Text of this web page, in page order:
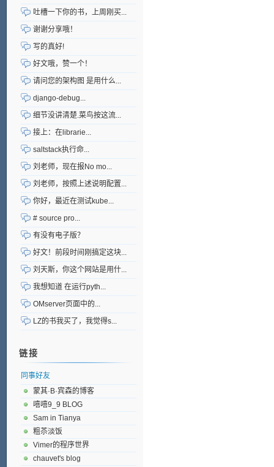
吐槽一下你的书，上周刚买...
谢谢分享哦！
写的真好!
好文哦，赞一个！
请问您的架构图 是用什么...
django-debug...
细节没讲清楚.菜鸟按这流...
接上：在librarie...
saltstack执行命...
刘老师，现在报No mo...
刘老师，按照上述说明配置...
你好，最近在测试kube...
# source pro...
有没有电子版？
好文！前段时间刚搞定这块...
刘天斯，你这个网站是用什...
我想知道 在运行pyth...
OMserver页面中的...
LZ的书我买了，我觉得s...
链接
同事好友
蒙其·B·宾森的博客
嘻嘻9_9 BLOG
Sam in Tianya
粗苶淡饭
Vimer的程序世界
chauvet's blog